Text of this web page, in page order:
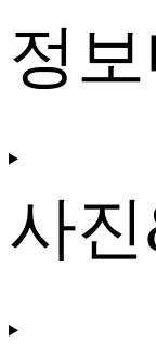
정
사